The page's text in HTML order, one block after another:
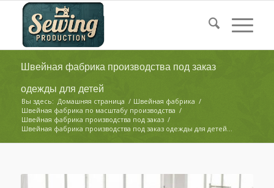
Швейная фабрика производства под заказ
одежды для детей
Вы здесь: Домашняя страница / Швейная фабрика /
Швейная фабрика по масштабу производства /
Швейная фабрика производства под заказ /
Швейная фабрика производства под заказ одежды для детей...